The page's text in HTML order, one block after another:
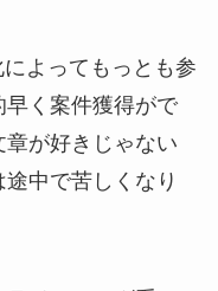
よってもっとも参
早く案件獲得がで
が好きじゃない
中で苦しくなり